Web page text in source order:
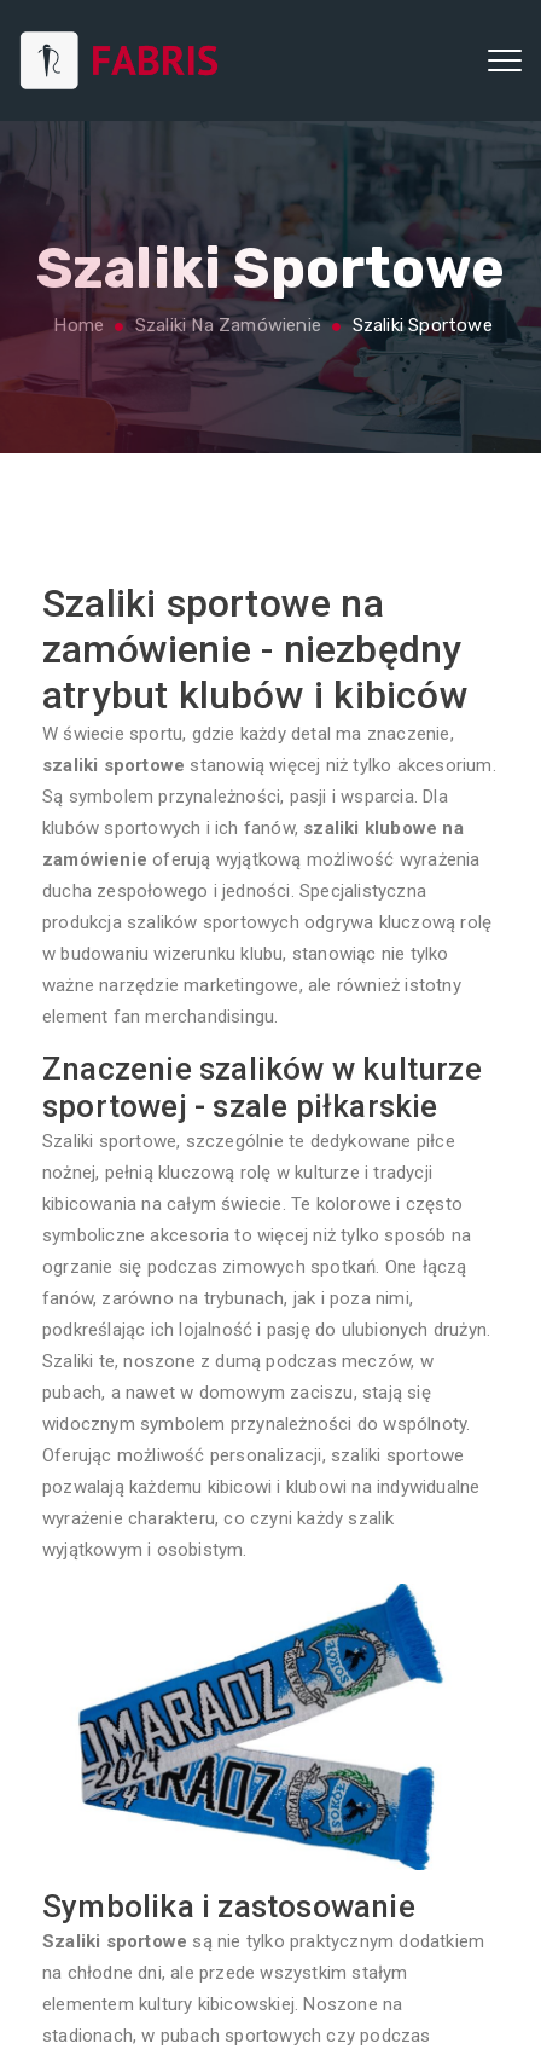
Szaliki Sportowe
Home Szaliki Na Zamówienie Szaliki Sportowe
Szaliki sportowe na
zamówienie - niezbędny
atrybut klubów i kibiców
W świecie sportu, gdzie każdy detal ma znaczenie,
szaliki sportowe stanowią więcej niż tylko akcesorium.
Są symbolem przynależności, pasji i wsparcia. Dla
klubów sportowych i ich fanów, szaliki klubowe na
zamówienie oferują wyjątkową możliwość wyrażenia
ducha zespołowego i jedności. Specjalistyczna
produkcja szalików sportowych odgrywa kluczową rolę
w budowaniu wizerunku klubu, stanowiąc nie tylko
ważne narzędzie marketingowe, ale również istotny
element fan merchandisingu.
Znaczenie szalików w kulturze
sportowej - szale piłkarskie
Szaliki sportowe, szczególnie te dedykowane piłce
nożnej, pełnią kluczową rolę w kulturze i tradycji
kibicowania na całym świecie. Te kolorowe i często
symboliczne akcesoria to więcej niż tylko sposób na
ogrzanie się podczas zimowych spotkań. One łączą
fanów, zarówno na trybunach, jak i poza nimi,
podkreślając ich lojalność i pasję do ulubionych drużyn.
Szaliki te, noszone z dumą podczas meczów, w
pubach, a nawet w domowym zaciszu, stają się
widocznym symbolem przynależności do wspólnoty.
Oferując możliwość personalizacji, szaliki sportowe
pozwalają każdemu kibicowi i klubowi na indywidualne
wyrażenie charakteru, co czyni każdy szalik
wyjątkowym i osobistym.
Symbolika i zastosowanie
Szaliki sportowe są nie tylko praktycznym dodatkiem
na chłodne dni, ale przede wszystkim stałym
elementem kultury kibicowskiej. Noszone na
stadionach, w pubach sportowych czy podczas